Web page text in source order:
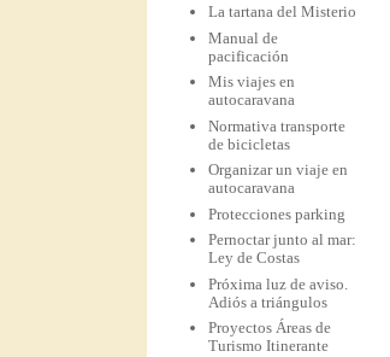
La tartana del Misterio
Manual de
pacificación
Mis viajes en
autocaravana
Normativa transporte
de bicicletas
Organizar un viaje en
autocaravana
Protecciones parking
Pernoctar junto al mar:
Ley de Costas
Próxima luz de aviso.
Adiós a triángulos
Proyectos Áreas de
Turismo Itinerante